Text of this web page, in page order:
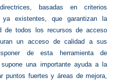
basadas en criterios
ya existentes, que garantizan la
de todos los recursos de acceso
un acceso de calidad a sus
de esta herramienta de
supone una importante ayuda a la
puntos fuertes y áreas de mejora,